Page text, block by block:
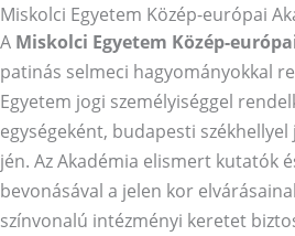
Miskolci Egyetem Közép-európai
A Miskolci Egyetem Közép-
patinás selmeci hagyományokkal
Egyetem jogi személyiséggel
egységeként, budapesti
jén. Az Akadémia elismert kutatók
bevonásával a jelen kor
színvonalú intézményi keretet